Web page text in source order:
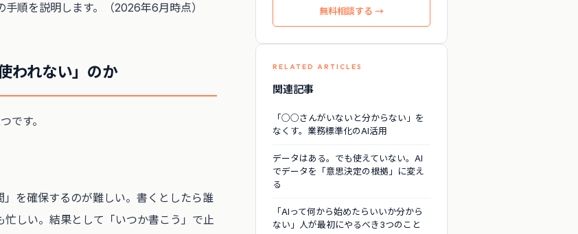
順を説明します。（2026年6月時点）
われない」のか
です。
を確保するのが難しい。書くとしたら誰
しい。結果として「いつか書こう」で止
無料相談する →
RELATED ARTICLES
関連記事
「○○さんがいないと分からない」を
なくす。業務標準化のAI活用
データはある。でも使えていない。AI
でデータを「意思決定の根拠」に変え
る
「AIって何から始めたらいいか分から
ない」人が最初にやるべき3つのこと